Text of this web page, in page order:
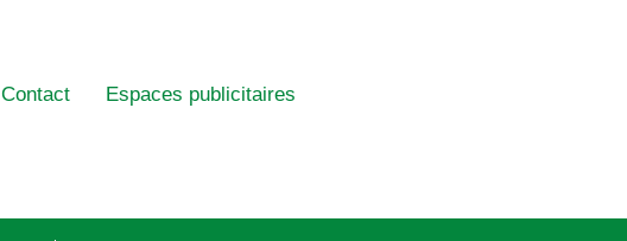
Contact Espaces publicitaires